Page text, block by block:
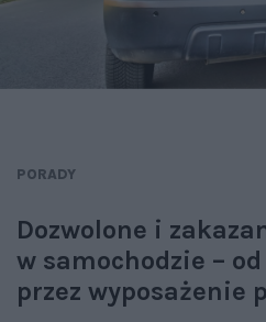
PORADY
Dozwolone i
w samochodzie –
przez wyposażenie